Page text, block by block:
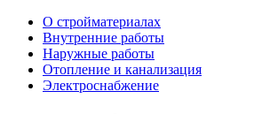
О стройматериалах
Внутренние работы
Наружные работы
Отопление и канализация
Электроснабжение